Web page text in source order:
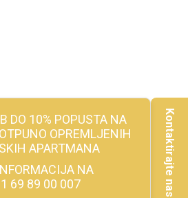
Kontaktirajte nas
DO 10% POPUSTA NA
OPREMLJENIH
APARTMANA
NA
69 89 00 007